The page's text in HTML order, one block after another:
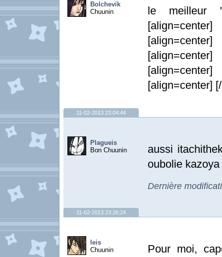
Bolchevik
Chuunin
le meilleur
[align=center]
11-02-2013 23:04:44
Plagueis
Bon Chuunin
aussi
oubolie
Dernière
11-02-2013 23:26:24
leis
Chuunin
Pour moi,